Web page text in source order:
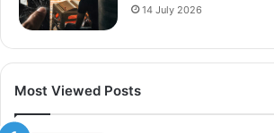
14 July 2026
Most Viewed Posts